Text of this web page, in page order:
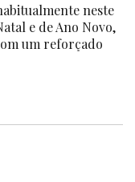
neste
e de Ano Novo,
um reforçado